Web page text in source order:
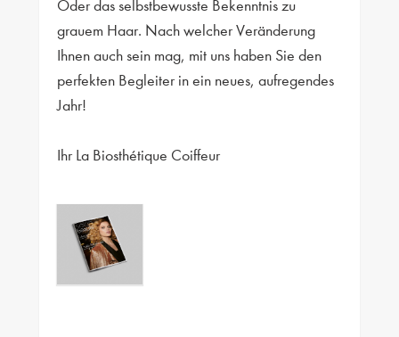
Oder das selbstbewusste Bekenntnis zu
grauem Haar. Nach welcher Veränderung
Ihnen auch sein mag, mit uns haben Sie den
perfekten Begleiter in ein neues, aufregendes
Jahr!
Ihr La Biosthétique Coiffeur